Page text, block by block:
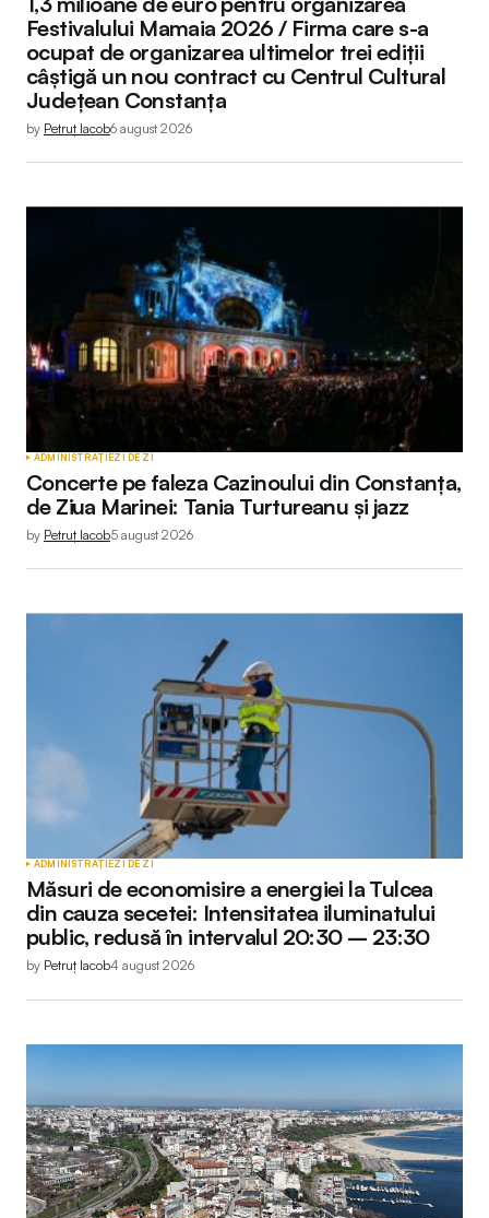
Festivalului Mamaia 2026 / Firma care s-a
ocupat de organizarea ultimelor trei ediții
câștigă un nou contract cu Centrul Cultural
Județean Constanța
by Petruț Iacob6 august 2026
ADMINISTRAȚIEZI DE ZI
Concerte pe faleza Cazinoului din Constanța,
de Ziua Marinei: Tania Turtureanu și jazz
by Petruț Iacob5 august 2026
ADMINISTRAȚIEZI DE ZI
Măsuri de economisire a energiei la Tulcea
din cauza secetei: Intensitatea iluminatului
public, redusă în intervalul 20:30 – 23:30
by Petruț Iacob4 august 2026